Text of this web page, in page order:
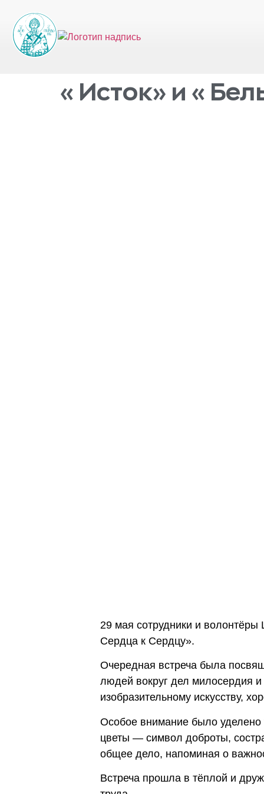
«Исток» и
29 мая сотрудники и
Сердца к Сердцу».
Очередная встреча была
людей вокруг дел милосердия
изобразительному искусству,
Особое внимание было уделено
цветы — символ доброты,
общее дело, напоминая о
Встреча прошла в тёплой и